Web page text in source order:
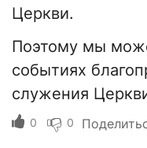
Церкви.
Поэтому мы
событиях
служения
0 0